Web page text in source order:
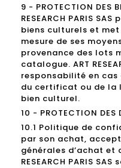
9 - PROTECTION DES
RESEARCH PARIS
biens culturels et
mesure de ses
provenance des lots
catalogue. ART
responsabilité en
du certificat ou de la
bien culturel.
10 - PROTECTION DES
10.1 Politique de
par son achat,
générales d’achat et
RESEARCH PARIS